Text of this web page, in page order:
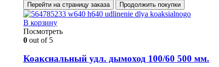
Перейти на страницу заказа Продолжить покупки
В корзину
Посмотреть
0 out of 5
Коаксиальный удл. дымоход 100/60 500 мм.